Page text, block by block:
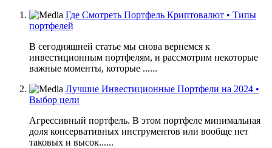
Где Смотреть Портфель Криптовалют • Типы
портфелей
В сегодняшней статье мы снова вернемся к
инвестиционным портфелям, и рассмотрим некоторые
важные моменты, которые ......
Лучшие Инвестиционные Портфели на 2024 •
Выбор цели
Агрессивный портфель. В этом портфеле минимальная
доля консервативных инструментов или вообще нет
таковых и высок......